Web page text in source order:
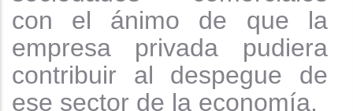
con el ánimo de que la
empresa privada pudiera
contribuir al despegue de
ese sector de la economía.